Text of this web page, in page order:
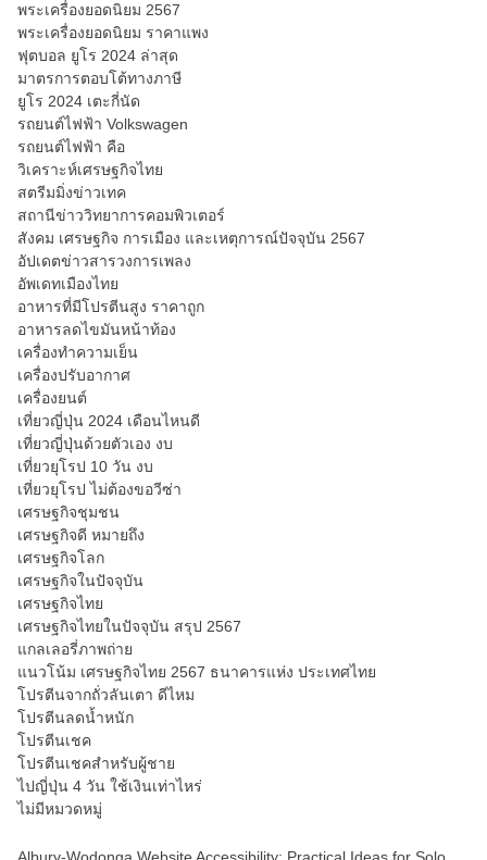
พระเครื่องยอดนิยม 2567
พระเครื่องยอดนิยม ราคาแพง
ฟุตบอล ยูโร 2024 ล่าสุด
มาตรการตอบโต้ทางภาษี
ยูโร 2024 เตะกี่นัด
รถยนต์ไฟฟ้า Volkswagen
รถยนต์ไฟฟ้า คือ
วิเคราะห์เศรษฐกิจไทย
สตรีมมิ่งข่าวเทค
สถานีข่าววิทยาการคอมพิวเตอร์
สังคม เศรษฐกิจ การเมือง และเหตุการณ์ปัจจุบัน 2567
อัปเดตข่าวสารวงการเพลง
อัพเดทเมืองไทย
อาหารที่มีโปรตีนสูง ราคาถูก
อาหารลดไขมันหน้าท้อง
เครื่องทำความเย็น
เครื่องปรับอากาศ
เครื่องยนต์
เที่ยวญี่ปุ่น 2024 เดือนไหนดี
เที่ยวญี่ปุ่นด้วยตัวเอง งบ
เที่ยวยุโรป 10 วัน งบ
เที่ยวยุโรป ไม่ต้องขอวีซ่า
เศรษฐกิจชุมชน
เศรษฐกิจดี หมายถึง
เศรษฐกิจโลก
เศรษฐกิจในปัจจุบัน
เศรษฐกิจไทย
เศรษฐกิจไทยในปัจจุบัน สรุป 2567
แกลเลอรี่ภาพถ่าย
แนวโน้ม เศรษฐกิจไทย 2567 ธนาคารแห่ง ประเทศไทย
โปรตีนจากถั่วลันเตา ดีไหม
โปรตีนลดน้ำหนัก
โปรตีนเชค
โปรตีนเชคสำหรับผู้ชาย
ไปญี่ปุ่น 4 วัน ใช้เงินเท่าไหร่
ไม่มีหมวดหมู่